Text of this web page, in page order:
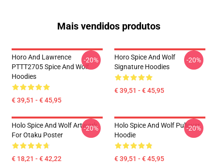
Mais vendidos produtos
Horo And Lawrence
PTTT2705 Spice And Wolf
Hoodies
€ 39,51 - € 45,95
-20%
Horo Spice And Wolf
Signature Hoodies
€ 39,51 - € 45,95
-20%
Holo Spice And Wolf Artwork
For Otaku Poster
€ 18,21 - € 42,22
-20%
Holo Spice And Wolf Pullover
Hoodie
€ 39,51 - € 45,95
-20%